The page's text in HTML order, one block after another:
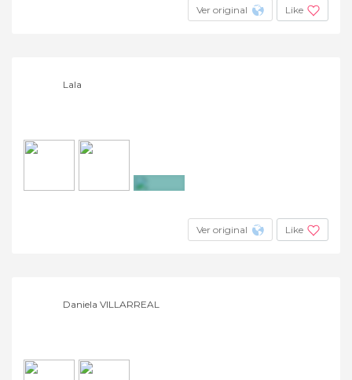
Ver original Like
Lala
Ver original Like
Daniela VILLARREAL